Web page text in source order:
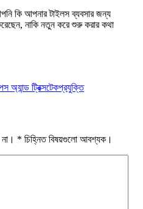
কি আপনার টাইলস ব্যবসার জন্য
নাকি নতুন করে শুরু করার কথা
অ্যান্ড ট্রিক্সটেকপ্রযুক্তি
* চিহ্নিত বিষয়গুলো আবশ্যক।